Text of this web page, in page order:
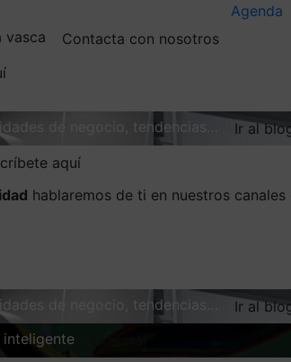
vasca
Contacta con nosotros
Agenda
de negocio, tendencias…
Ir al
aquí
hablaremos de ti en nuestros canales
de negocio, tendencias…
Ir al
inteligente